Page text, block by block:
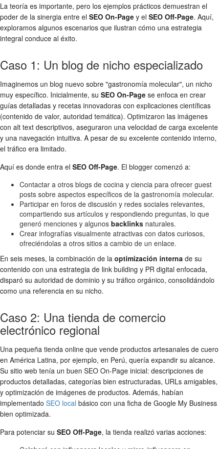
La teoría es importante, pero los ejemplos prácticos demuestran el
poder de la sinergia entre el SEO On-Page y el SEO Off-Page. Aquí,
exploramos algunos escenarios que ilustran cómo una estrategia
integral conduce al éxito.
Caso 1: Un blog de nicho especializado
Imaginemos un blog nuevo sobre "gastronomía molecular", un nicho
muy específico. Inicialmente, su SEO On-Page se enfoca en crear
guías detalladas y recetas innovadoras con explicaciones científicas
(contenido de valor, autoridad temática). Optimizaron las imágenes
con alt text descriptivos, aseguraron una velocidad de carga excelente
y una navegación intuitiva. A pesar de su excelente contenido interno,
el tráfico era limitado.
Aquí es donde entra el SEO Off-Page. El blogger comenzó a:
Contactar a otros blogs de cocina y ciencia para ofrecer guest
posts sobre aspectos específicos de la gastronomía molecular.
Participar en foros de discusión y redes sociales relevantes,
compartiendo sus artículos y respondiendo preguntas, lo que
generó menciones y algunos backlinks naturales.
Crear infografías visualmente atractivas con datos curiosos,
ofreciéndolas a otros sitios a cambio de un enlace.
En seis meses, la combinación de la optimización interna de su
contenido con una estrategia de link building y PR digital enfocada,
disparó su autoridad de dominio y su tráfico orgánico, consolidándolo
como una referencia en su nicho.
Caso 2: Una tienda de comercio
electrónico regional
Una pequeña tienda online que vende productos artesanales de cuero
en América Latina, por ejemplo, en Perú, quería expandir su alcance.
Su sitio web tenía un buen SEO On-Page inicial: descripciones de
productos detalladas, categorías bien estructuradas, URLs amigables,
y optimización de imágenes de productos. Además, habían
implementado SEO local básico con una ficha de Google My Business
bien optimizada.
Para potenciar su SEO Off-Page, la tienda realizó varias acciones: